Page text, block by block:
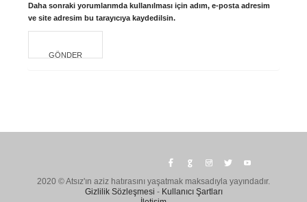
Daha sonraki yorumlarımda kullanılması için adım, e-posta adresim
ve site adresim bu tarayıcıya kaydedilsin.
2020 © Atsız'ın aziz hatırasını yaşatmak maksadıyla yayındadır.
Gizlilik Sözleşmesi - Kullanıcı Şartları